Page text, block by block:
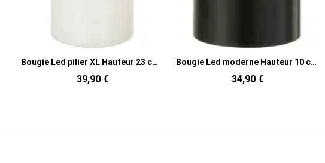
Bougie Led moderne Hauteur 10 cm en Cire Plastique Noir Luzina
34,90 €
Bougie Led XL moderne Hauteur 15 cm en Cire Plastique Noir Luzina
36,90 €